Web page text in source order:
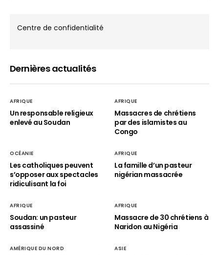
Centre de confidentialité
Dernières actualités
AFRIQUE
Un responsable religieux
enlevé au Soudan
AFRIQUE
Massacres de chrétiens
par des islamistes au
Congo
OCÉANIE
Les catholiques peuvent
s’opposer aux spectacles
ridiculisant la foi
AFRIQUE
La famille d’un pasteur
nigérian massacrée
AFRIQUE
Soudan: un pasteur
assassiné
AFRIQUE
Massacre de 30 chrétiens à
Naridon au Nigéria
AMÉRIQUE DU NORD ASIE